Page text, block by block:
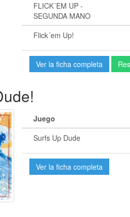
FLICK´EM UP -
SEGUNDA MANO
Flick´em Up!
Ver la ficha completa
Juego
Surfs Up Dude
Ver la ficha completa